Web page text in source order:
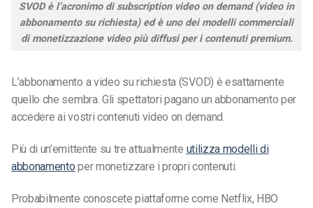
SVOD è l’acronimo di subscription video on demand (video in
abbonamento su richiesta) ed è uno dei modelli commerciali
di monetizzazione video più diffusi per i contenuti premium.
L’abbonamento a video su richiesta (SVOD) è esattamente
quello che sembra. Gli spettatori pagano un abbonamento per
accedere ai vostri contenuti video on demand.
Più di un’emittente su tre attualmente utilizza modelli di
abbonamento per monetizzare i propri contenuti.
Probabilmente conoscete piattaforme come Netflix, HBO